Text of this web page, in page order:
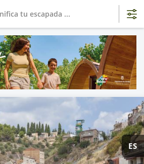
ES
tu escapada ...